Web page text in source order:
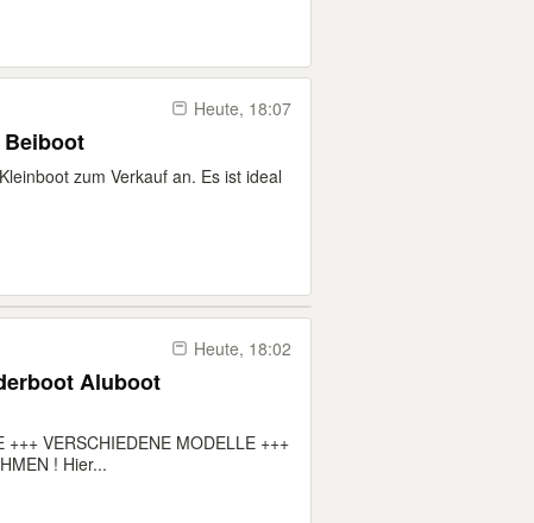
Heute, 18:07
zum Verkauf an. Es ist ideal
Heute, 18:02
Aluboot
VERSCHIEDENE MODELLE +++
! Hier...